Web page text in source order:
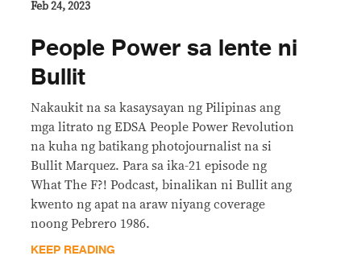
Feb 24, 2023
People Power sa lente ni
Bullit
Nakaukit na sa kasaysayan ng Pilipinas ang
mga litrato ng EDSA People Power Revolution
na kuha ng batikang photojournalist na si
Bullit Marquez. Para sa ika-21 episode ng
What The F?! Podcast, binalikan ni Bullit ang
kwento ng apat na araw niyang coverage
noong Pebrero 1986.
KEEP READING